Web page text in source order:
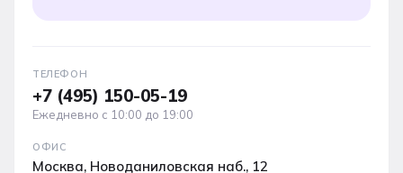
ТЕЛЕФОН
+7 (495) 150-05-19
Ежедневно с 10:00 до 19:00
ОФИС
Москва, Новоданиловская наб., 12